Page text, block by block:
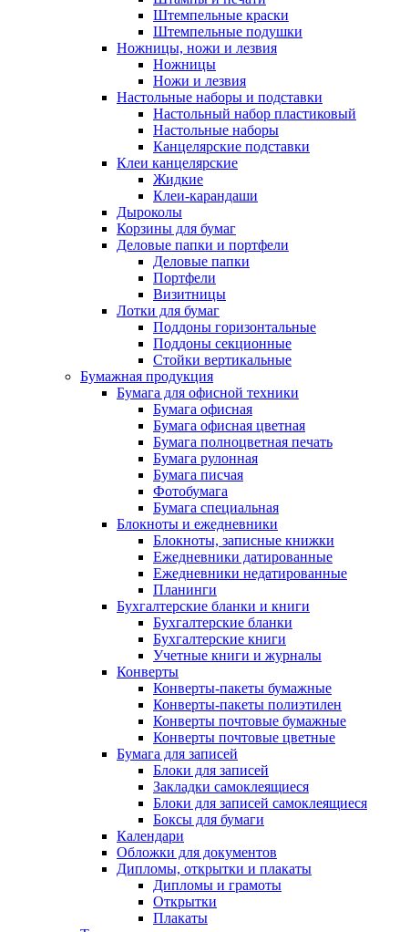
Штемпельные краски
Штемпельные подушки
Ножницы, ножи и лезвия
Ножницы
Ножи и лезвия
Настольные наборы и подставки
Настольный набор пластиковый
Настольные наборы
Канцелярские подставки
Клеи канцелярские
Жидкие
Клеи-карандаши
Дыроколы
Корзины для бумаг
Деловые папки и портфели
Деловые папки
Портфели
Визитницы
Лотки для бумаг
Поддоны горизонтальные
Поддоны секционные
Стойки вертикальные
Бумажная продукция
Бумага для офисной техники
Бумага офисная
Бумага офисная цветная
Бумага полноцветная печать
Бумага рулонная
Бумага писчая
Фотобумага
Бумага специальная
Блокноты и ежедневники
Блокноты, записные книжки
Ежедневники датированные
Ежедневники недатированные
Планинги
Бухгалтерские бланки и книги
Бухгалтерские бланки
Бухгалтерские книги
Учетные книги и журналы
Конверты
Конверты-пакеты бумажные
Конверты-пакеты полиэтилен
Конверты почтовые бумажные
Конверты почтовые цветные
Бумага для записей
Блоки для записей
Закладки самоклеящиеся
Блоки для записей самоклеящиеся
Боксы для бумаги
Календари
Обложки для документов
Дипломы, открытки и плакаты
Дипломы и грамоты
Открытки
Плакаты